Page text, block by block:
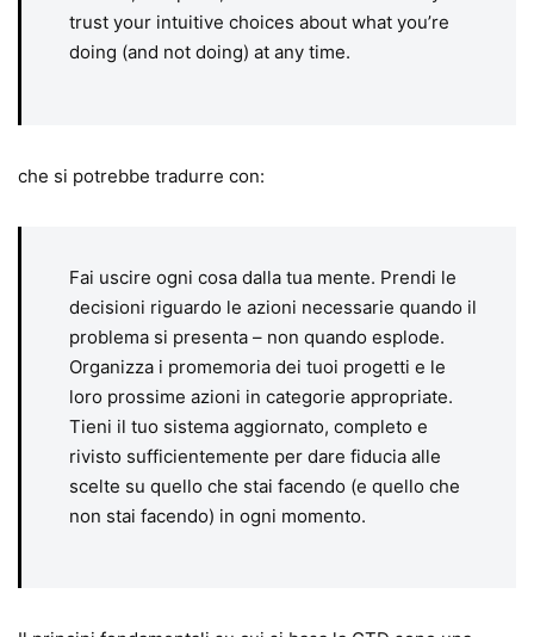
trust your intuitive choices about what you’re
doing (and not doing) at any time.
che si potrebbe tradurre con:
Fai uscire ogni cosa dalla tua mente. Prendi le
decisioni riguardo le azioni necessarie quando il
problema si presenta – non quando esplode.
Organizza i promemoria dei tuoi progetti e le
loro prossime azioni in categorie appropriate.
Tieni il tuo sistema aggiornato, completo e
rivisto sufficientemente per dare fiducia alle
scelte su quello che stai facendo (e quello che
non stai facendo) in ogni momento.